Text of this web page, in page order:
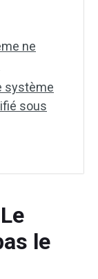
ne
système
sous
le